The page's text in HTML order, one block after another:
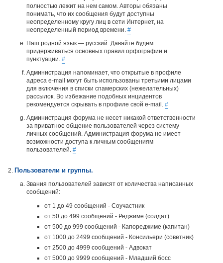
полностью лежит на нем самом. Авторы обязаны
понимать, что их сообщения будут доступны
неопределенному кругу лиц в сети Интернет, на
неопределенный период времени. #
Наш родной язык — русский. Давайте будем
придерживаться основных правил орфографии и
пунктуации. #
Администрация напоминает, что открытые в профиле
адреса e-mail могут быть использованы третьими лицами
для включения в списки спамерских (нежелательных)
рассылок. Во избежание подобных инцидентов
рекомендуется скрывать в профиле свой e-mail. #
Администрация форума не несет никакой ответственности
за приватное общение пользователей через систему
личных сообщений. Администрация форума не имеет
возможности доступа к личным сообщениям
пользователей. #
Пользователи и группы.
Звания пользователей зависят от количества написанных
сообщений:
от 1 до 49 сообщений - Соучастник
от 50 до 499 сообщений - Реджиме (солдат)
от 500 до 999 сообщений - Капореджиме (капитан)
от 1000 до 2499 сообщений - Консильери (советник)
от 2500 до 4999 сообщений - Адвокат
от 5000 до 9999 сообщений - Младший босс